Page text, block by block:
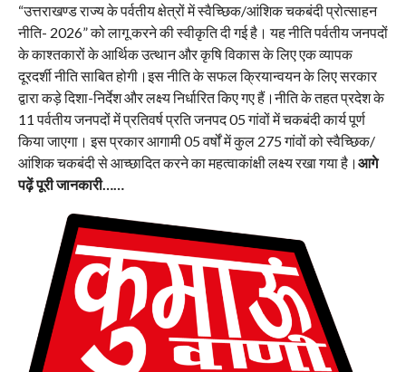
“उत्तराखण्ड राज्य के पर्वतीय क्षेत्रों में स्वैच्छिक/आंशिक चकबंदी प्रोत्साहन
नीति- 2026” को लागू करने की स्वीकृति दी गई है। यह नीति पर्वतीय जनपदों
के काश्तकारों के आर्थिक उत्थान और कृषि विकास के लिए एक व्यापक
दूरदर्शी नीति साबित होगी।इस नीति के सफल क्रियान्वयन के लिए सरकार
द्वारा कड़े दिशा-निर्देश और लक्ष्य निर्धारित किए गए हैं।नीति के तहत प्रदेश के
11 पर्वतीय जनपदों में प्रतिवर्ष प्रति जनपद 05 गांवों में चकबंदी कार्य पूर्ण
किया जाएगा। इस प्रकार आगामी 05 वर्षों में कुल 275 गांवों को स्वैच्छिक/
आंशिक चकबंदी से आच्छादित करने का महत्वाकांक्षी लक्ष्य रखा गया है। आगे
पढ़ें पूरी जानकारी……